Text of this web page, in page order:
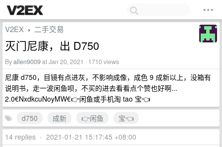
V2EX › 二手交易
灭门尼康，出 D750
Byallen9009at Jan 20, 2021 · 1710 views
尼康 d750，目镜有点进灰，不影响成像，成色 9 成新以上，没箱有
说明书，走一波闲鱼呗，不买的进去看看点个赞也好啊...
2.0€NxdkcuNoyMW€👉闲鱼或手机淘 tao 宝👈
d750
成新 👉闲鱼
宝👈
14 replies • 2021-01-21 15:17:45 +08:00